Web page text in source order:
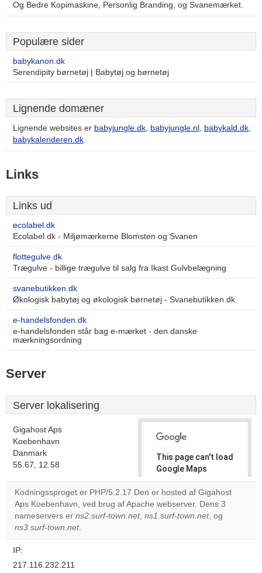
Og Bedre Kopimaskine, Personlig Branding, og Svanemærket.
Populære sider
babykanon.dk
Serendipity børnetøj | Babytøj og børnetøj
Lignende domæner
Lignende websites er babyjungle.dk, babyjungle.nl , babykald.dk,
babykalenderen.dk.
Links
Links ud
ecolabel.dk
Ecolabel.dk - Miljømærkerne Blomsten og Svanen
flottegulve.dk
Trægulve - billige trægulve til salg fra Ikast Gulvbelægning
svanebutikken.dk
Økologisk babytøj og økologisk børnetøj - Svanebutikken.dk
e-handelsfonden.dk
e-handelsfonden står bag e-mærket - den danske
mærkningsordning
Server
Server lokalisering
Gigahost Aps
Koebenhavn
Danmark
55.67, 12.58
This page can't load
Google Maps
correctly.
Do you
own this
OK
Kodningssproget er PHP/5.2.17 Den er hosted af Gigahost
Aps Koebenhavn, ved brug af Apache webserver. Dens 3
nameservers er ns2.surf-town.net, ns1.surf-town.net, og
ns3.surf-town.net.
IP:
217.116.232.211